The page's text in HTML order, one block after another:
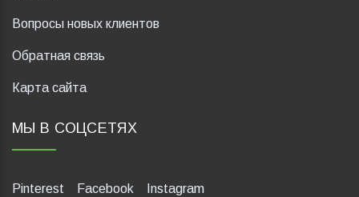
Вопросы новых клиентов
Обратная связь
Карта сайта
МЫ В СОЦСЕТЯХ
Pinterest Facebook Instagram